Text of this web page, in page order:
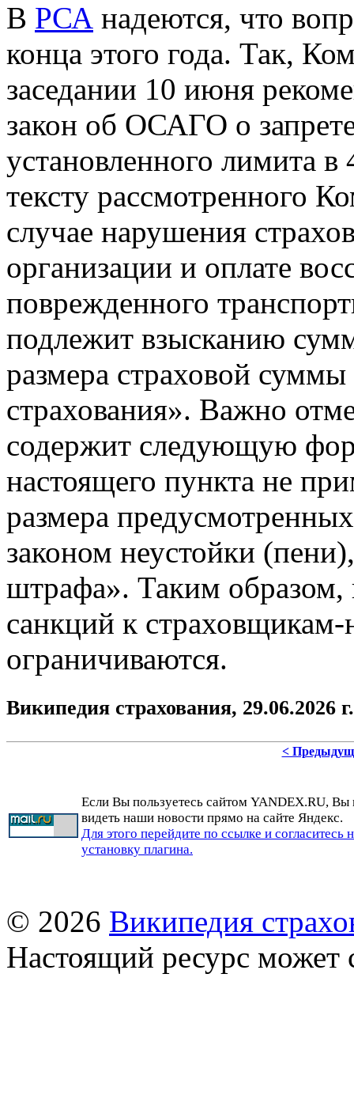
В РСА надеются, что
конца этого года. Так,
заседании 10 июня
закон об ОСАГО о
установленного лимита
тексту рассмотренного
случае нарушения
организации и оплате
поврежденного
подлежит взысканию
размера страховой суммы
страхования». Важно
содержит следующую
настоящего пункта не
размера
законом неустойки
штрафа». Таким
санкций к
ограничиваются.
Википедия страхования, 29.06.2026 г.
<
Если Вы пользуетесь сайтом YANDEX.RU, Вы
видеть наши новости прямо на сайте Яндекс.
Для этого перейдите по ссылке и согласитесь
установку плагина.
© 2026 Википедия
Настоящий ресурс может